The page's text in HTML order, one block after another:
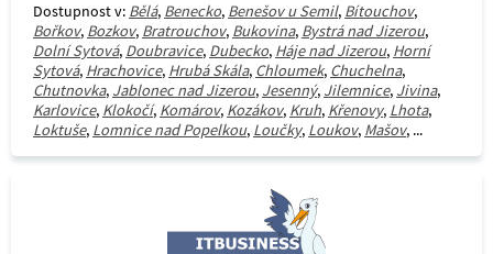
Dostupnost v: Bělá, Benecko, Benešov u Semil, Bítouchov,
Bořkov, Bozkov, Bratrouchov, Bukovina, Bystrá nad Jizerou,
Dolní Sytová, Doubravice, Dubecko, Háje nad Jizerou, Horní
Sytová, Hrachovice, Hrubá Skála, Chloumek, Chuchelna,
Chutnovka, Jablonec nad Jizerou, Jesenný, Jilemnice, Jivina,
Karlovice, Klokočí, Komárov, Kozákov, Kruh, Křenovy, Lhota,
Loktuše, Lomnice nad Popelkou, Loučky, Loukov, Mašov, ...